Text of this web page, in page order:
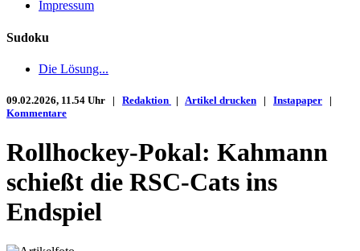
Impressum
Sudoku
Die Lösung...
09.02.2026, 11.54 Uhr | Redaktion | Artikel drucken | Instapaper |
Kommentare
Rollhockey-Pokal: Kahmann
schießt die RSC-Cats ins
Endspiel